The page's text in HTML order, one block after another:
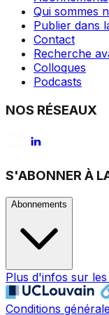
Qui sommes
Publier dans
Contact
Recherche
Colloques
Podcasts
NOS RÉSEAUX
S'ABONNER À
Abonnements
Plus d'infos sur
Conditions